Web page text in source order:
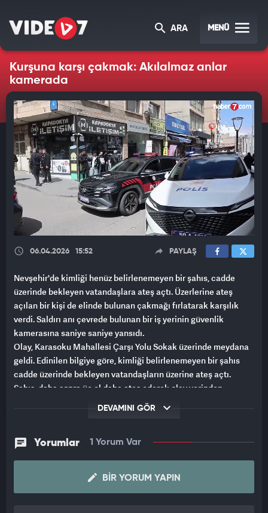
ARA MENÜ
Kurşuna karşı çakmak: Akılalmaz anlar
kamerada
06.04.2026 15:52 PAYLAŞ
Nevşehir'de kimliği henüz belirlenemeyen bir şahıs, cadde
üzerinde bekleyen vatandaşlara ateş açtı. Üzerlerine ateş
açılan bir kişi de elinde bulunan çakmağı fırlatarak karşılık
verdi. Saldırı anı çevrede bulunan bir iş yerinin güvenlik
kamerasına saniye saniye yansıdı.
Olay, Karasoku Mahallesi Çarşı Yolu Sokak üzerinde meydana
geldi. Edinilen bilgiye göre, kimliği belirlenemeyen bir şahıs
cadde üzerinde bekleyen vatandaşların üzerine ateş açtı.
Şahıs, daha sonra üç el daha ateş ederek olay yerinden
koşarak kaçtı. Silahtan çıkan mermilerden birisi bir evin giriş
fırlatarak karşılık verdi.
sevk edildi. Ekipler kaçan şahsın yakalanması için çalışma
DEVAMINI GÖR
Yorumlar 1 Yorum Var
BIR YORUM YAPIN